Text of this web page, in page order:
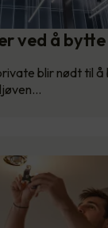
ved å
blir nødt til å